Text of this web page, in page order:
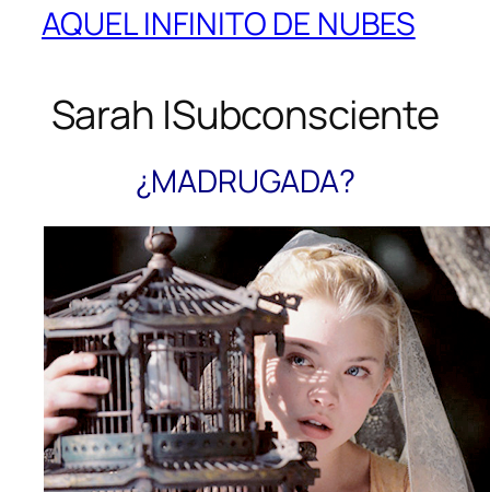
AQUEL INFINITO DE NUBES
Sarah |Subconsciente
¿MADRUGADA?